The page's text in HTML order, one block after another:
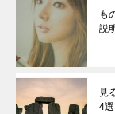
も
説
見
4選